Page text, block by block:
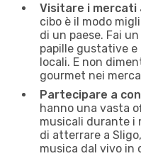
Visitare i mercati
cibo è il modo
di un paese. Fai
papille gustative e
locali. E non
gourmet nei
Partecipare a
hanno una vasta
musicali durante i
di atterrare a
musica dal vivo in